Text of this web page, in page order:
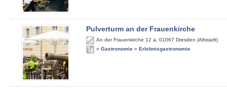
Pulverturm an der Frauenkirche
An der Frauenkirche 12 a 01067 Dresden (Altstadt)
» Gastronomie » Erlebnisgastronomie